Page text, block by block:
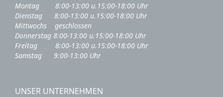
Montag 8:00-13:00 u.15:00-18:00 Uhr
Dienstag 8:00-13:00 u.15:00-18:00 Uhr
Mittwochs geschlossen
Donnerstag 8:00-13:00 u.15:00-18:00 Uhr
Freitag 8:00-13:00 u.15:00-18:00 Uhr
Samstag 9:00-13:00 Uhr
UNSER UNTERNEHMEN